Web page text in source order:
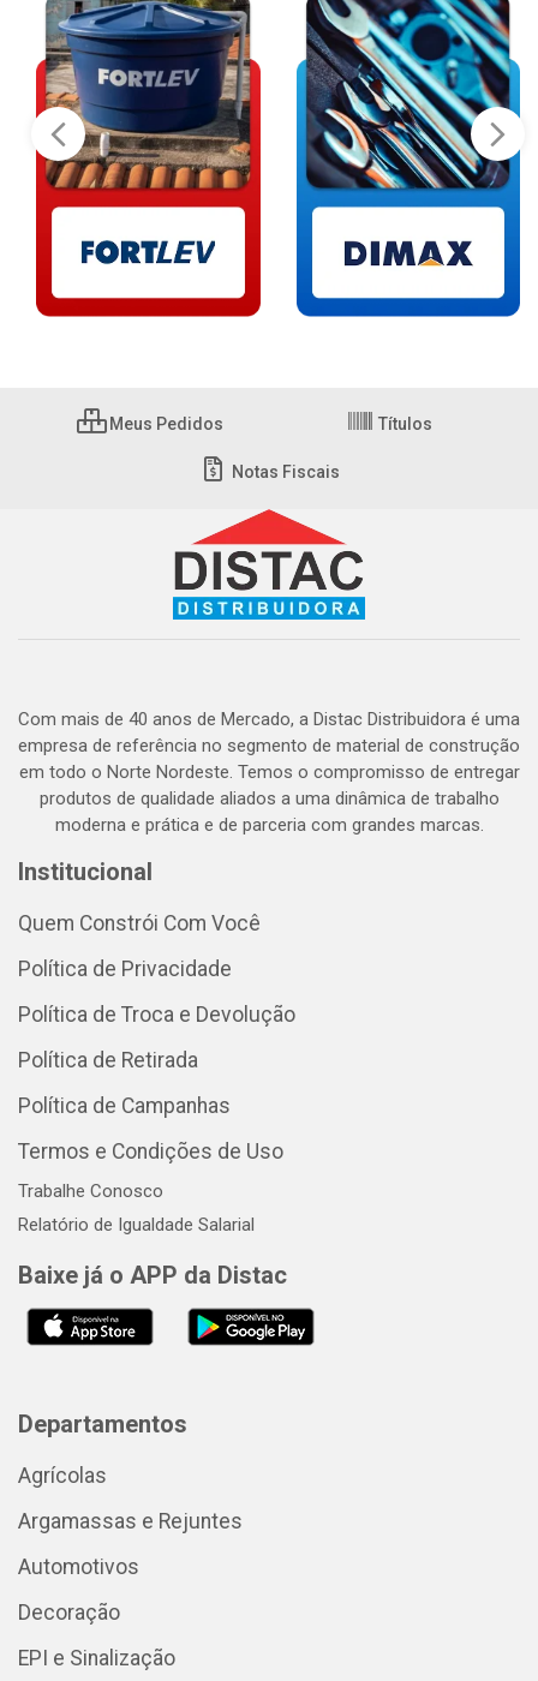
Meus Pedidos Títulos
Notas Fiscais
Com mais de 40 anos de Mercado, a Distac Distribuidora é uma
empresa de referência no segmento de material de construção
em todo o Norte Nordeste. Temos o compromisso de entregar
produtos de qualidade aliados a uma dinâmica de trabalho
moderna e prática e de parceria com grandes marcas.
Institucional
Quem Constrói Com Você
Política de Privacidade
Política de Troca e Devolução
Política de Retirada
Política de Campanhas
Termos e Condições de Uso
Trabalhe Conosco
Relatório de Igualdade Salarial
Baixe já o APP da Distac
Departamentos
Agrícolas
Argamassas e Rejuntes
Automotivos
Decoração
EPI e Sinalização